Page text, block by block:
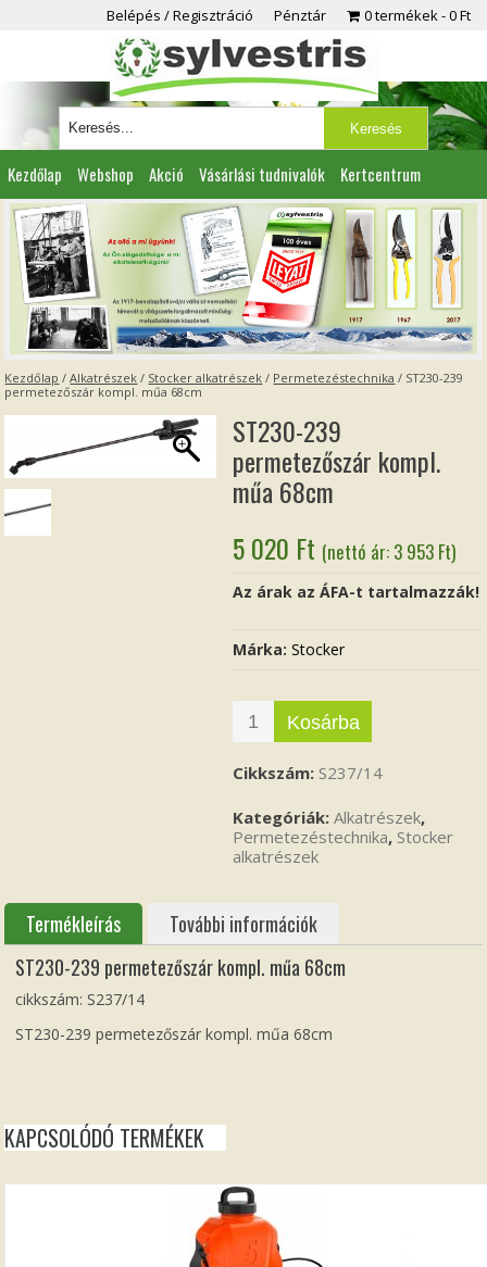
Belépés / Regisztráció Pénztár 0 termékek 0 Ft
Kezdőlap Webshop Akció Vásárlási tudnivalók Kertcentrum
Viszonteladóknak Partnereink Kapcsolat
Kezdőlap /Alkatrészek / Stocker alkatrészek / Permetezéstechnika / ST230-239
permetezőszár kompl. műa 68cm
ST230-239
permetezőszár kompl.
műa 68cm
5 020 Ft (nettó ár: 3 953 Ft)
Az árak az ÁFA-t tartalmazzák!
Márka:Stocker
Kosárba
Cikkszám: S237/14
Kategóriák:Alkatrészek,
Permetezéstechnika, Stocker
alkatrészek
Termékleírás
További információk
ST230-239 permetezőszár kompl. műa 68cm
cikkszám: S237/14
ST230-239 permetezőszár kompl. műa 68cm
KAPCSOLÓDÓ TERMÉKEK